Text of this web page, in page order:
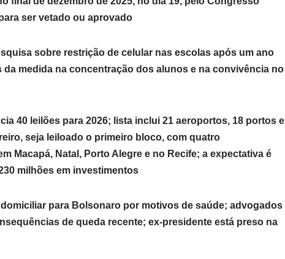
ser vetado ou aprovado
sobre restrição de celular nas escolas após um ano
medida na concentração dos alunos e na convivência no
40 leilões para 2026; lista inclui 21 aeroportos, 18 portos e
seja leiloado o primeiro bloco, com quatro
Macapá, Natal, Porto Alegre e no Recife; a expectativa é
milhões em investimentos
para Bolsonaro por motivos de saúde; advogados
de queda recente; ex-presidente está preso na